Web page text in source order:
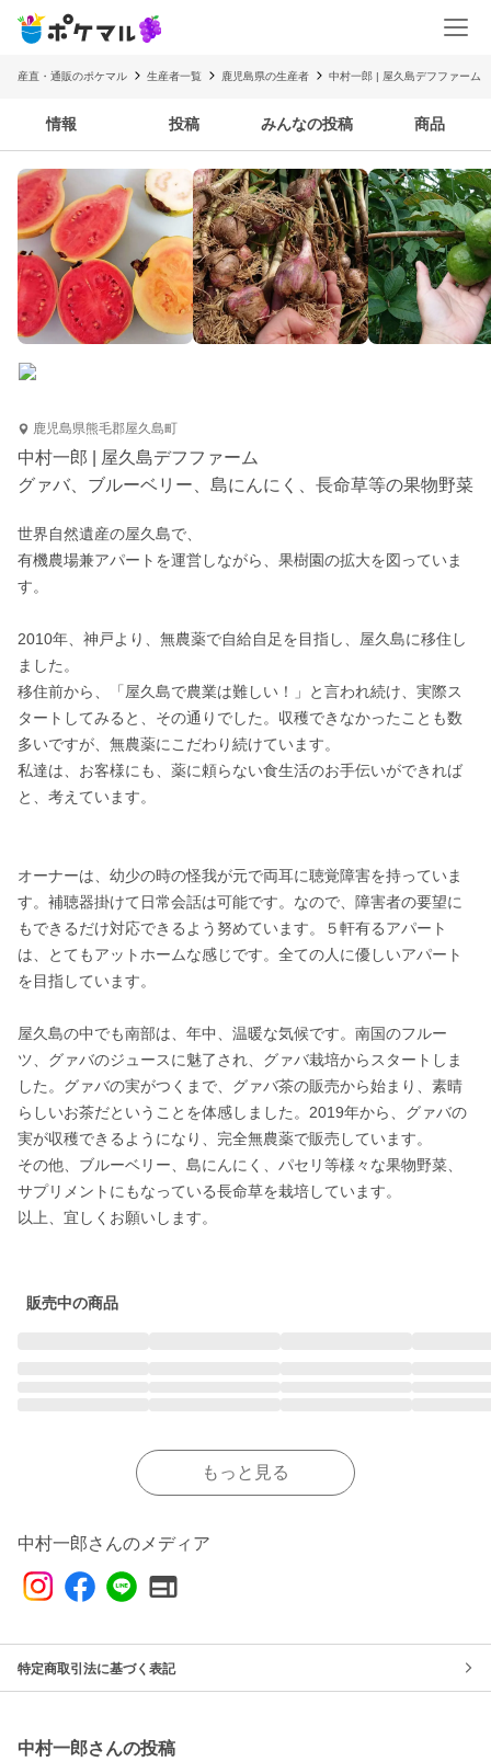
産直・通販のポケマル 生産者一覧 鹿児島県の生産者 中村一郎 | 屋久島デフファーム
情報 投稿 みんなの投稿 商品
鹿児島県熊毛郡屋久島町
中村一郎 | 屋久島デフファーム
グァバ、ブルーベリー、島にんにく、長命草等の果物野菜
世界自然遺産の屋久島で、
有機農場兼アパートを運営しながら、果樹園の拡大を図っていま
す。
2010年、神戸より、無農薬で自給自足を目指し、屋久島に移住し
ました。
移住前から、「屋久島で農業は難しい！」と言われ続け、実際ス
タートしてみると、その通りでした。収穫できなかったことも数
多いですが、無農薬にこだわり続けています。
私達は、お客様にも、薬に頼らない食生活のお手伝いができれば
と、考えています。
オーナーは、幼少の時の怪我が元で両耳に聴覚障害を持っていま
す。補聴器掛けて日常会話は可能です。なので、障害者の要望に
もできるだけ対応できるよう努めています。５軒有るアパート
は、とてもアットホームな感じです。全ての人に優しいアパート
を目指しています。
屋久島の中でも南部は、年中、温暖な気候です。南国のフルー
ツ、グァバのジュースに魅了され、グァバ栽培からスタートしま
した。グァバの実がつくまで、グァバ茶の販売から始まり、素晴
らしいお茶だということを体感しました。2019年から、グァバの
実が収穫できるようになり、完全無農薬で販売しています。
その他、ブルーベリー、島にんにく、パセリ等様々な果物野菜、
サプリメントにもなっている長命草を栽培しています。
以上、宜しくお願いします。
販売中の商品
もっと見る
中村一郎さんのメディア
特定商取引法に基づく表記
中村一郎さんの投稿